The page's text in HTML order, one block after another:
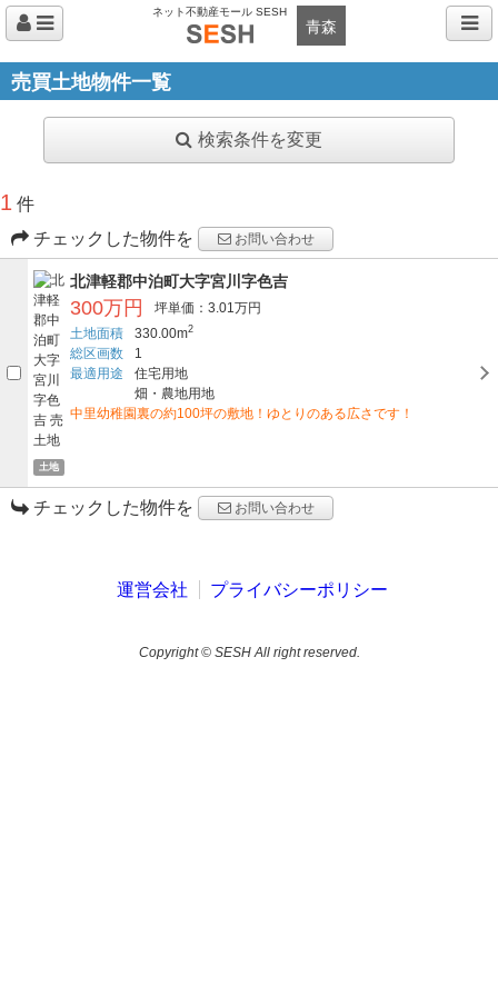
ネット不動産モール SESH
青森
売買土地物件一覧
検索条件を変更
1 件
チェックした物件を
お問い合わせ
土地
北津軽郡中泊町大字宮川字色吉
300万円
坪単価：3.01万円
土地面積
330.00m2
総区画数
1
最適用途
住宅用地
畑・農地用地
中里幼稚園裏の約100坪の敷地！ゆとりのある広さです！
チェックした物件を お問い合わせ
運営会社 プライバシーポリシー
Copyright © SESH All right reserved.